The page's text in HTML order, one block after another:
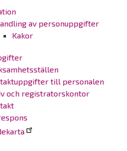
av personuppgifter
Kakor
till personalen
och registratorskontor